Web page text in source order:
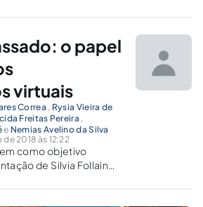
à sociedade.
o papel
virtuais
Correa , Rysia Vieira de
Freitas Pereira ,
e Nemias Avelino da Silva
2018 às 12:22
como objetivo
de Silvia Follain